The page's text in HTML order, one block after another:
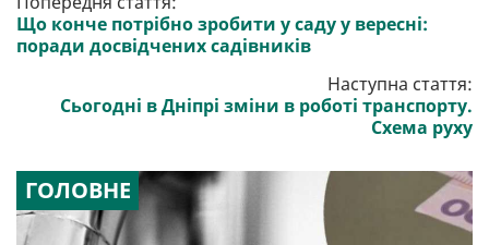
Що конче потрібно зробити у саду у вересні:
поради досвідчених садівників
Наступна стаття:
Сьогодні в Дніпрі зміни в роботі транспорту.
Схема руху
ГОЛОВНЕ